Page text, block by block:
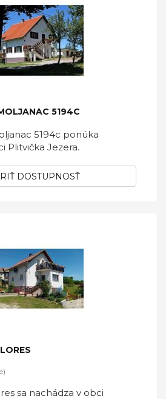
5194C
5194c ponúka
Plitvička Jezera.
DOSTUPNOSŤ
sa nachádza v obci